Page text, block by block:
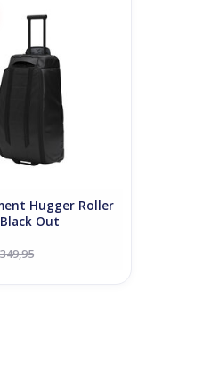
Black Out
AAN WINKELWAGEN
Hugger Roller
Out